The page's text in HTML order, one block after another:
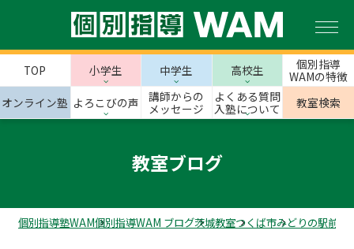
TOP 小学生 中学生 高校生
個別指導
WAMの特徴
オンライン塾 よろこびの声
講師からの
メッセージ
よくある質問
入塾について
教室検索
教室ブログ
個別指導塾WAM個別指導WAM ブログ茨城教室つくば市みどりの駅前校